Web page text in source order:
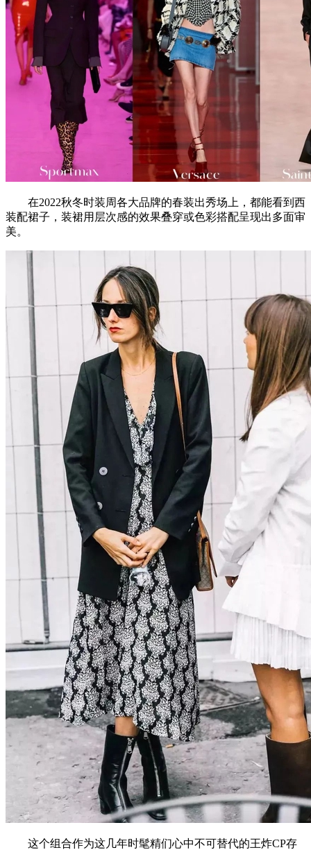
在2022秋冬时装周各大品牌的春装出秀场上，都能看到西
装配裙子，装裙用层次感的效果叠穿或色彩搭配呈现出多面审
美。
这个组合作为这几年时髦精们心中不可替代的王炸CP存